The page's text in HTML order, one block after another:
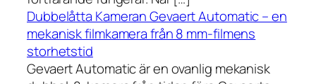
Dubbelåtta Kameran Gevaert Automatic – en
mekanisk filmkamera från 8 mm-filmens
storhetstid
Gevaert Automatic är en ovanlig mekanisk